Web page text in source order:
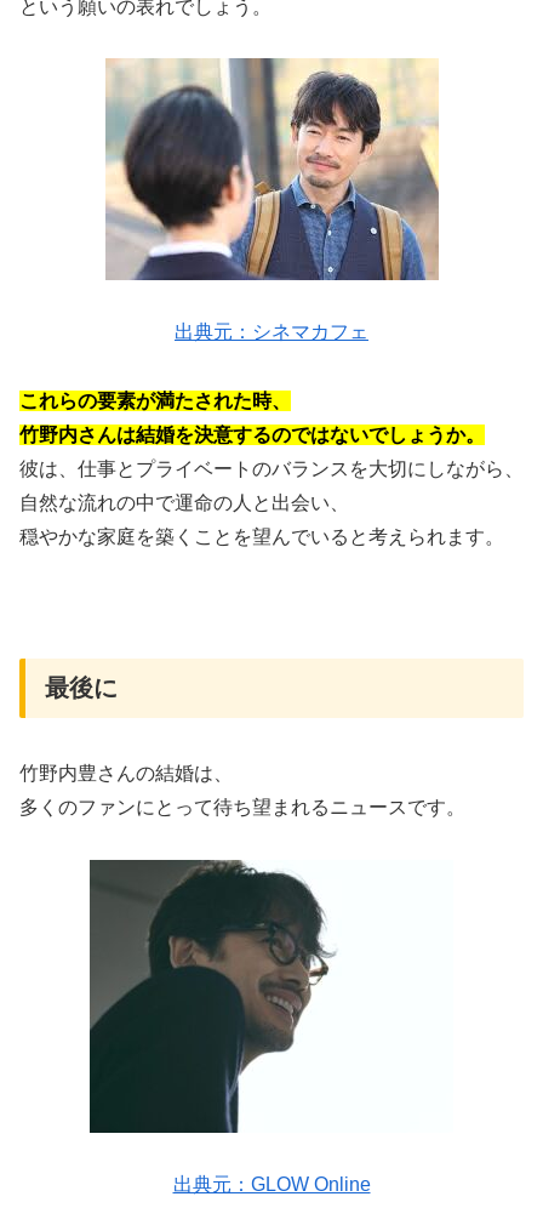
という願いの表れでしょう。
出典元：シネマカフェ
これらの要素が満たされた時、
竹野内さんは結婚を決意するのではないでしょうか。
彼は、仕事とプライベートのバランスを大切にしながら、
自然な流れの中で運命の人と出会い、
穏やかな家庭を築くことを望んでいると考えられます。
最後に
竹野内豊さんの結婚は、
多くのファンにとって待ち望まれるニュースです。
出典元：GLOW Online